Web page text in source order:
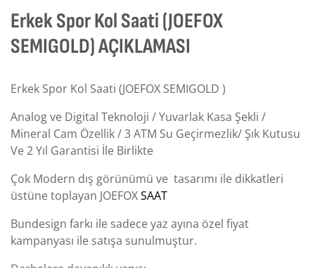
Erkek Spor Kol Saati (JOEFOX
SEMIGOLD) AÇIKLAMASI
Erkek Spor Kol Saati (JOEFOX SEMIGOLD )
Analog ve Digital Teknoloji / Yuvarlak Kasa Şekli /
Mineral Cam Özellik / 3 ATM Su Geçirmezlik/ Şık Kutusu
Ve 2 Yıl Garantisi İle Birlikte
Çok Modern dış görünümü ve tasarımı ile dikkatleri
üstüne toplayan JOEFOXSAAT
Bundesign farkı ile sadece yaz ayına özel fiyat
kampanyası ile satışa sunulmuştur.